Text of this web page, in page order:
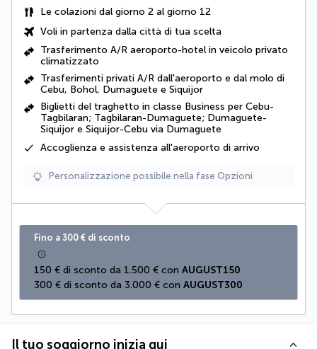
Le colazioni dal giorno 2 al giorno 12
Voli in partenza dalla città di tua scelta
Trasferimento A/R aeroporto-hotel in veicolo privato
climatizzato
Trasferimenti privati A/R dall'aeroporto e dal molo di
Cebu, Bohol, Dumaguete e Siquijor
Biglietti del traghetto in classe Business per Cebu-
Tagbilaran; Tagbilaran-Dumaguete; Dumaguete-
Siquijor e Siquijor-Cebu via Dumaguete
Accoglienza e assistenza all'aeroporto di arrivo
Personalizzazione possibile nella fase Opzioni
Fino a 300 € di sconto
150 € di sconto da 1.500 € con AUGUST150
300 € di sconto da 3.000 € con AUGUST300
Il tuo soggiorno inizia qui